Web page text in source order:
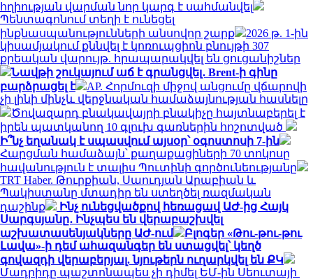
հղիության վարման նոր կարգ է սահմանվել
Պենտագոնում տեղի է ունեցել
ինքնասպանությունների անսովոր շարք
2026 թ. 1-ին
կիսամյակում քննվել է կոռուպցիոն բնույթի 307
քրեական վարույթ. հրապարակվել են ցուցանիշներ
Նավթի շուկայում աճ է գրանցվել․ Brent-ի գինը
բարձրացել է
AP. Հորմուզի միջով անցումը վճարովի
չի լինի մինչև վերջնական համաձայնության հասնելը
Ծովազարդ բնակավայրի բնակիչը հայտնաբերել է
իրեն պատկանող 10 գլուխ գառներին հոշոտված
Ի՞նչ եղանակ է սպասվում այսօր՝ օգոստոսի 7-ին
Հարցման համաձայն՝ քաղաքացիների 70 տոկոսը
հավանություն է տալիս Պուտինի գործունեությանը
TRT Haber. Թուրքիան, Սաուդյան Արաբիան և
Պակիստանը մտադիր են ստեղծել ռազմական
դաշինք
Ինչ ունեցվածքով հեռացավ ԱԺ-ից Հայկ
Սարգսյանը․ Ինչպես են վերաբաշխվել
աշխատասենյակները ԱԺ-ում
Բլոգեր «Թու-թու-թու
Լավա»-ի դեմ ահազանգեր են ստացվել՝ կեղծ
գովազդի վերաբերյալ. նյութերն ուղարկվել են ՔԿ
Մադրիդը պաշտոնապես չի դիմել ԵՄ-ին Սեուտայի ​​